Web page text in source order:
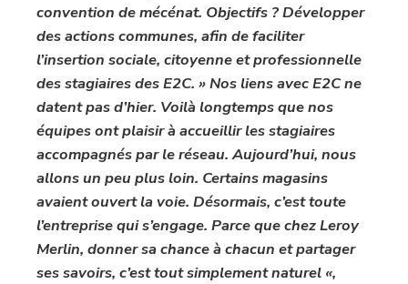
convention de mécénat. Objectifs ? Développer
des actions communes, afin de faciliter
l’insertion sociale, citoyenne et professionnelle
des stagiaires des E2C. » Nos liens avec E2C ne
datent pas d’hier. Voilà longtemps que nos
équipes ont plaisir à accueillir les stagiaires
accompagnés par le réseau. Aujourd’hui, nous
allons un peu plus loin. Certains magasins
avaient ouvert la voie. Désormais, c’est toute
l’entreprise qui s’engage. Parce que chez Leroy
Merlin, donner sa chance à chacun et partager
ses savoirs, c’est tout simplement naturel «,